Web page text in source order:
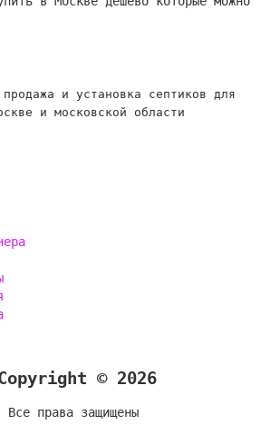
и установка септиков для
и московской области
© 2026
Все права защищены